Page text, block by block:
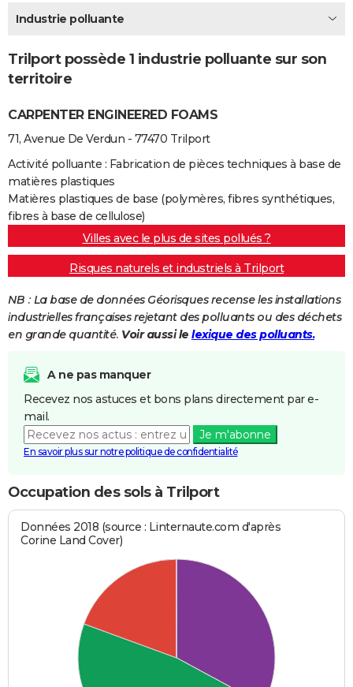
Destinations
City break
Voyage nature
Voyage de noces
Forum
Climat
+PHOTO
GUIDES D'ACHAT
BONS PLANS
CARTE DE VOEUX
Carte de Noël
Carte Bonne année
Carte Saint-Valentin
Carte Pâques
Carte d'anniversaire
DICTIONNAIRE
Dictionnaire
Biographies
Citations
Expressions
Proverbes
PROGRAMME TV
COPAINS D'AVANT
Avis de recherche
AVIS DE DÉCÈS
FORUM
Bricolage
Lifestyle
Culture
Sport
Auto
Television
Voyage
Cinema
Industrie polluante
Trilport possède 1 industrie polluante sur son
territoire
CARPENTER ENGINEERED FOAMS
71, Avenue De Verdun - 77470 Trilport
Activité polluante : Fabrication de pièces techniques à base de
matières plastiques
Matières plastiques de base (polymères, fibres synthétiques,
fibres à base de cellulose)
Villes avec le plus de sites pollués ?
Risques naturels et industriels à Trilport
NB : La base de données Géorisques recense les installations
industrielles françaises rejetant des polluants ou des déchets
en grande quantité. Voir aussi le lexique des polluants.
A ne pas manquer
Recevez nos astuces et bons plans directement par e-
mail.
Je m'abonne
En savoir plus sur notre politique de confidentialité
Occupation des sols à Trilport
Données 2018 (source : Linternaute.com d'après
Corine Land Cover)